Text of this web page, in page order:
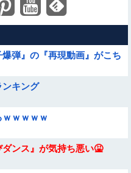
爆弾』の『再現動画』がこち
ンキング
ｗｗｗｗｗ
ダンス』が気持ち悪い🤮